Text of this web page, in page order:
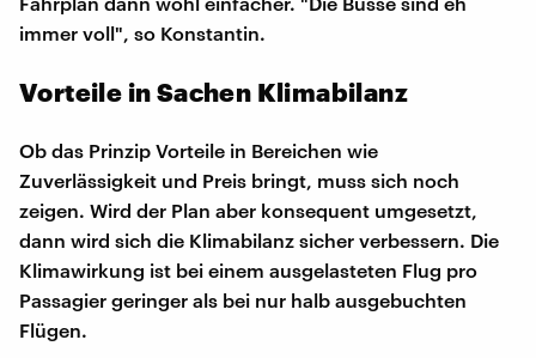
immer voll", so Konstantin.
Vorteile in Sachen Klimabilanz
Ob das Prinzip Vorteile in Bereichen wie
Zuverlässigkeit und Preis bringt, muss sich noch
zeigen. Wird der Plan aber konsequent umgesetzt,
dann wird sich die Klimabilanz sicher verbessern. Die
Klimawirkung ist bei einem ausgelasteten Flug pro
Passagier geringer als bei nur halb ausgebuchten
Flügen.